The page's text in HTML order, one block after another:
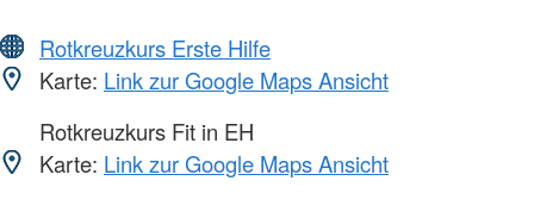
Rotkreuzkurs Erste Hilfe
Karte: Link zur Google Maps Ansicht
Rotkreuzkurs Fit in EH
Karte: Link zur Google Maps Ansicht